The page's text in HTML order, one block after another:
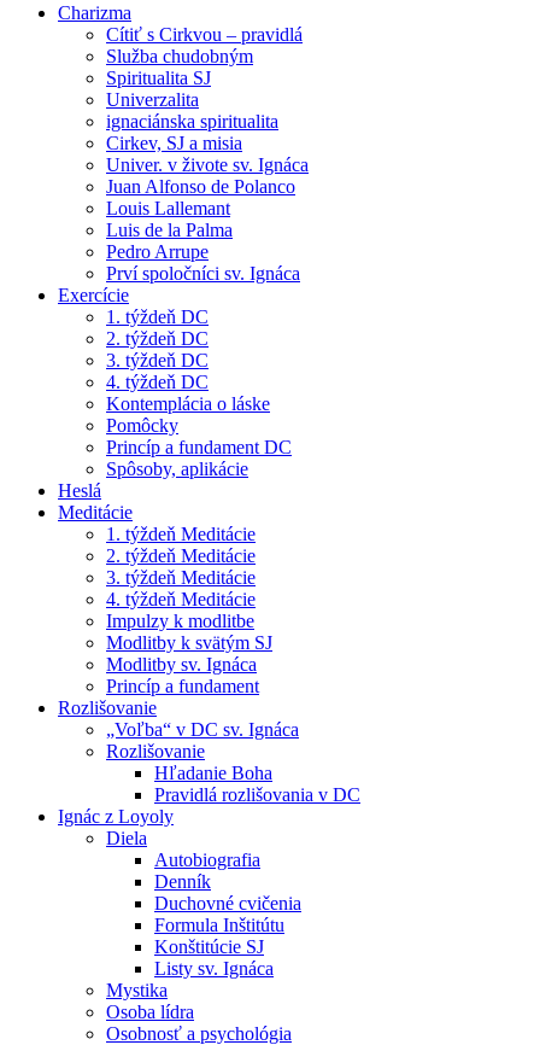
Charizma
Cítiť s Cirkvou – pravidlá
Služba chudobným
Spiritualita SJ
Univerzalita
ignaciánska spiritualita
Cirkev, SJ a misia
Univer. v živote sv. Ignáca
Juan Alfonso de Polanco
Louis Lallemant
Luis de la Palma
Pedro Arrupe
Prví spoločníci sv. Ignáca
Exercície
1. týždeň DC
2. týždeň DC
3. týždeň DC
4. týždeň DC
Kontemplácia o láske
Pomôcky
Princíp a fundament DC
Spôsoby, aplikácie
Heslá
Meditácie
1. týždeň Meditácie
2. týždeň Meditácie
3. týždeň Meditácie
4. týždeň Meditácie
Impulzy k modlitbe
Modlitby k svätým SJ
Modlitby sv. Ignáca
Princíp a fundament
Rozlišovanie
„Voľba“ v DC sv. Ignáca
Rozlišovanie
Hľadanie Boha
Pravidlá rozlišovania v DC
Ignác z Loyoly
Diela
Autobiografia
Denník
Duchovné cvičenia
Formula Inštitútu
Konštitúcie SJ
Listy sv. Ignáca
Mystika
Osoba lídra
Osobnosť a psychológia